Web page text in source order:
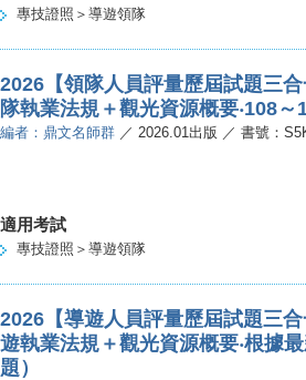
專技證照＞導遊領隊
2026【領隊人員評量歷屆試題三
隊執業法規＋觀光資源概要‧108～
編者：鼎文名師群／ 2026.01出版 ／ 書號：
適用考試
專技證照＞導遊領隊
2026【導遊人員評量歷屆試題三
遊執業法規＋觀光資源概要‧根據
題）